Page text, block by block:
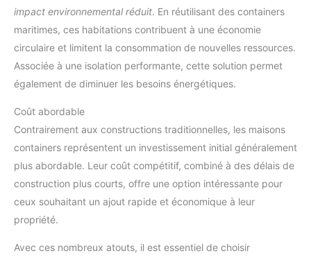
impact environnemental réduit. En réutilisant des containers
maritimes, ces habitations contribuent à une économie
circulaire et limitent la consommation de nouvelles ressources.
Associée à une isolation performante, cette solution permet
également de diminuer les besoins énergétiques.
Coût abordable
Contrairement aux constructions traditionnelles, les maisons
containers représentent un investissement initial généralement
plus abordable. Leur coût compétitif, combiné à des délais de
construction plus courts, offre une option intéressante pour
ceux souhaitant un ajout rapide et économique à leur
propriété.
Avec ces nombreux atouts, il est essentiel de choisir